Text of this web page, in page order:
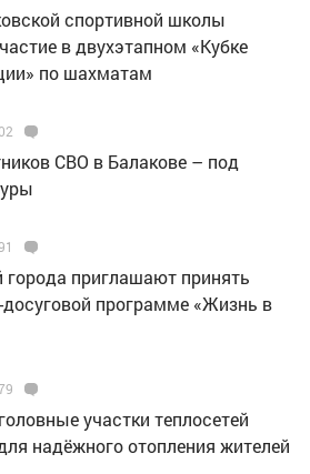
спортивной школы
в двухэтапном «Кубке
по шахматам
СВО в Балакове – под
города приглашают принять
досуговой программе «Жизнь в
участки теплосетей
надёжного отопления жителей